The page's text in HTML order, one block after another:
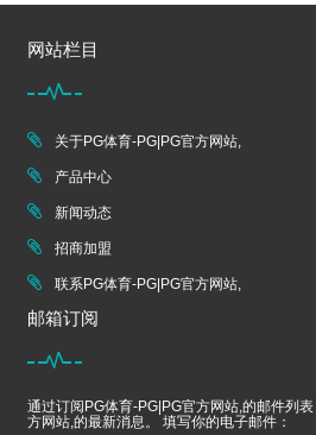
网站栏目
关于PG体育-PG|PG官方网站,
产品中心
新闻动态
招商加盟
联系PG体育-PG|PG官方网站,
邮箱订阅
通过订阅PG体育-PG|PG官方网站,的邮件列
方网站,的最新消息。 填写你的电子邮件：